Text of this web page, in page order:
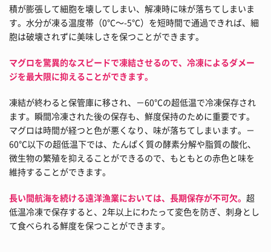
積が膨張して細胞を壊してしまい、解凍時に味が落ちてしまいま
す。水分が凍る温度帯（0℃～-5℃）を短時間で通過できれば、細
胞は破壊されずに美味しさを保つことができます。
マグロを驚異的なスピードで凍結させるので、冷凍によるダメー
ジを最大限に抑えることができます。
凍結が終わると保管庫に移され、－60℃の超低温で冷凍保存され
ます。瞬間冷凍された後の保存も、鮮度保持のために重要です。
マグロは時間が経つと色が悪くなり、味が落ちてしまいます。－
60℃以下の超低温下では、たんぱく質の酵素分解や脂質の酸化、
微生物の繁殖を抑えることができるので、もともとの赤色と味を
維持することができます。
長い間航海を続ける遠洋漁業においては、長期保存が不可欠。 超
低温冷凍で保存すると、2年以上にわたって変色を防ぎ、刺身とし
て食べられる鮮度を保つことができます。